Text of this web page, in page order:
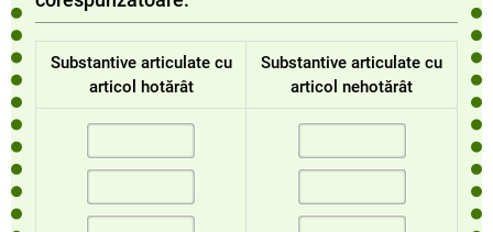
Substantive articulate cu
articol hotărât
Substantive articulate cu
articol nehotărât